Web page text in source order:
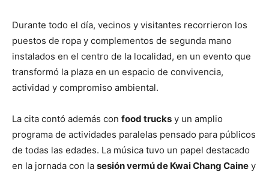
Durante todo el día, vecinos y visitantes recorrieron los
puestos de ropa y complementos de segunda mano
instalados en el centro de la localidad, en un evento que
transformó la plaza en un espacio de convivencia,
actividad y compromiso ambiental.
La cita contó además con food trucks y un amplio
programa de actividades paralelas pensado para públicos
de todas las edades. La música tuvo un papel destacado
en la jornada con la sesión vermú de Kwai Chang Caine y